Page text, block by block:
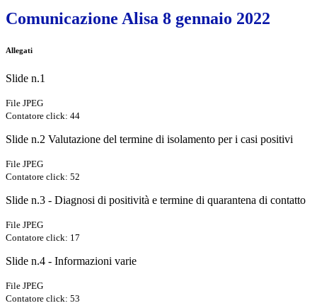
Comunicazione Alisa 8 gennaio 2022
Allegati
Slide n.1
File JPEG
Contatore click: 44
Slide n.2 Valutazione del termine di isolamento per i casi positivi
File JPEG
Contatore click: 52
Slide n.3 - Diagnosi di positività e termine di quarantena di contatto
File JPEG
Contatore click: 17
Slide n.4 - Informazioni varie
File JPEG
Contatore click: 53